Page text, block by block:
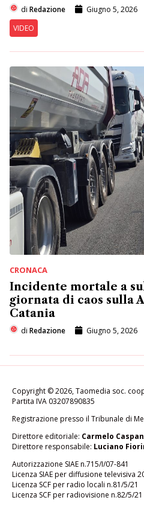
di Redazione
Giugno 5, 2026
VIDEO
CRONACA
Incidente mortale a
giornata di caos sulla
Catania
di Redazione Giugno 5, 2026
Copyright © 2026, Taomedia soc.
Partita IVA 03207890835
Registrazione presso il Tribunale di
Direttore editoriale: Carmelo
Direttore responsabile: Luciano
Autorizzazione SIAE n.715/I/07-841
Licenza SIAE per diffusione televisiva
Licenza SCF per radio locali n.81/5/21
Licenza SCF per radiovisione n.82/5/21